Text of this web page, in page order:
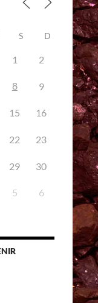
Office 365
S D
1 2
8 9
15 16
22 23
29 30
5 6